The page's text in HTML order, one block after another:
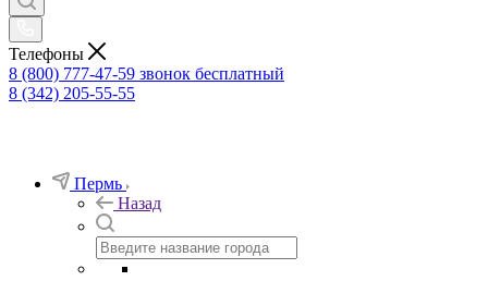
Телефоны
8 (800) 777-47-59 звонок бесплатный
8 (342) 205-55-55
Пермь
Назад